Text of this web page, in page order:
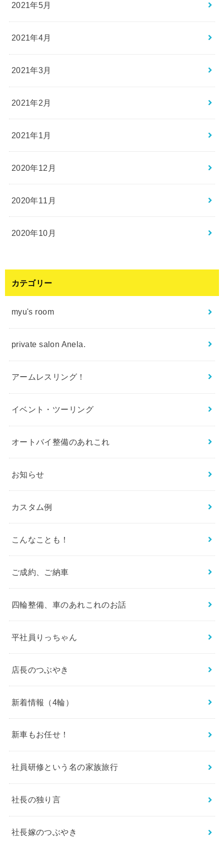
2021年5月
2021年4月
2021年3月
2021年2月
2021年1月
2020年12月
2020年11月
2020年10月
カテゴリー
myu's room
private salon Anela.
アームレスリング！
イベント・ツーリング
オートバイ整備のあれこれ
お知らせ
カスタム例
こんなことも！
ご成約、ご納車
四輪整備、車のあれこれのお話
平社員りっちゃん
店長のつぶやき
新着情報（4輪）
新車もお任せ！
社員研修という名の家族旅行
社長の独り言
社長嫁のつぶやき